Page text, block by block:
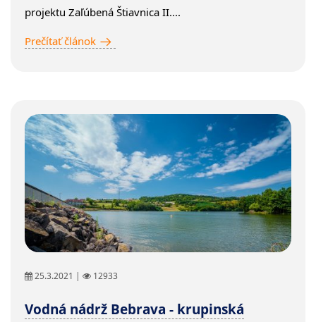
projektu Zaľúbená Štiavnica II....
Prečítať článok
25.3.2021 | 12933
Vodná nádrž Bebrava - krupinská